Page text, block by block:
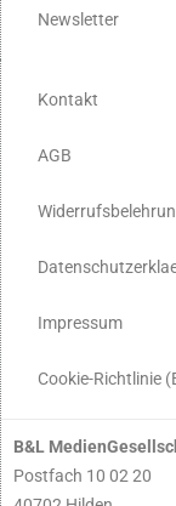
Newsletter
Kontakt
AGB
Impressum
Cookie-Richtlinie
B&L
Postfach 10 02 20